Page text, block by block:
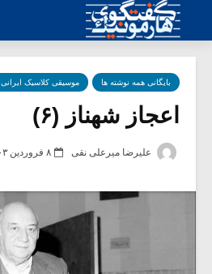
بایگانی همه نوشته ها موسیقی کلاسیک ایرانی
اعجاز شهناز (۶)
علیرضا میرعلی نقی ۸ فروردین ۱۴۰۳